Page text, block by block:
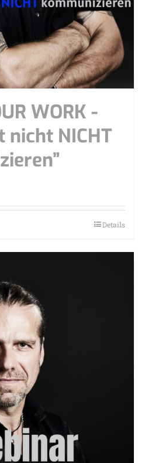
WORK -
nicht NICHT
Details